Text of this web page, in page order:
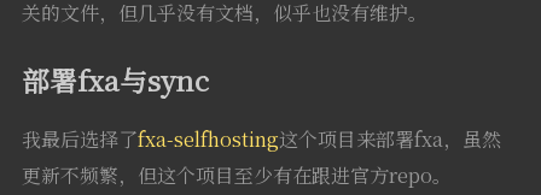
关的文件，但几乎没有文档，似乎也没有维护。
部署fxa与sync
我最后选择了fxa-selfhosting这个项目来部署fxa，虽然
更新不频繁，但这个项目至少有在跟进官方repo。